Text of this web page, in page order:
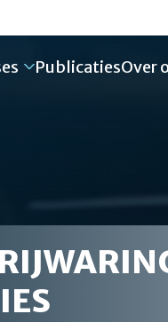
PublicatiesOver